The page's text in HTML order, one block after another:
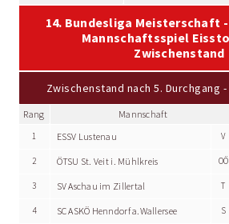
14. Bundesliga Meisterschaft
Mannschaftsspiel
Zwischenstand
Zwischenstand nach 5. Durchgang -
Rang Mannschaft
1 ESSV Lustenau V
2 ÖTSU St. Veit i. Mühlkreis OÖ
3 SV Aschau im Zillertal T
4 SC ASKÖ Henndorf a.Wallersee S